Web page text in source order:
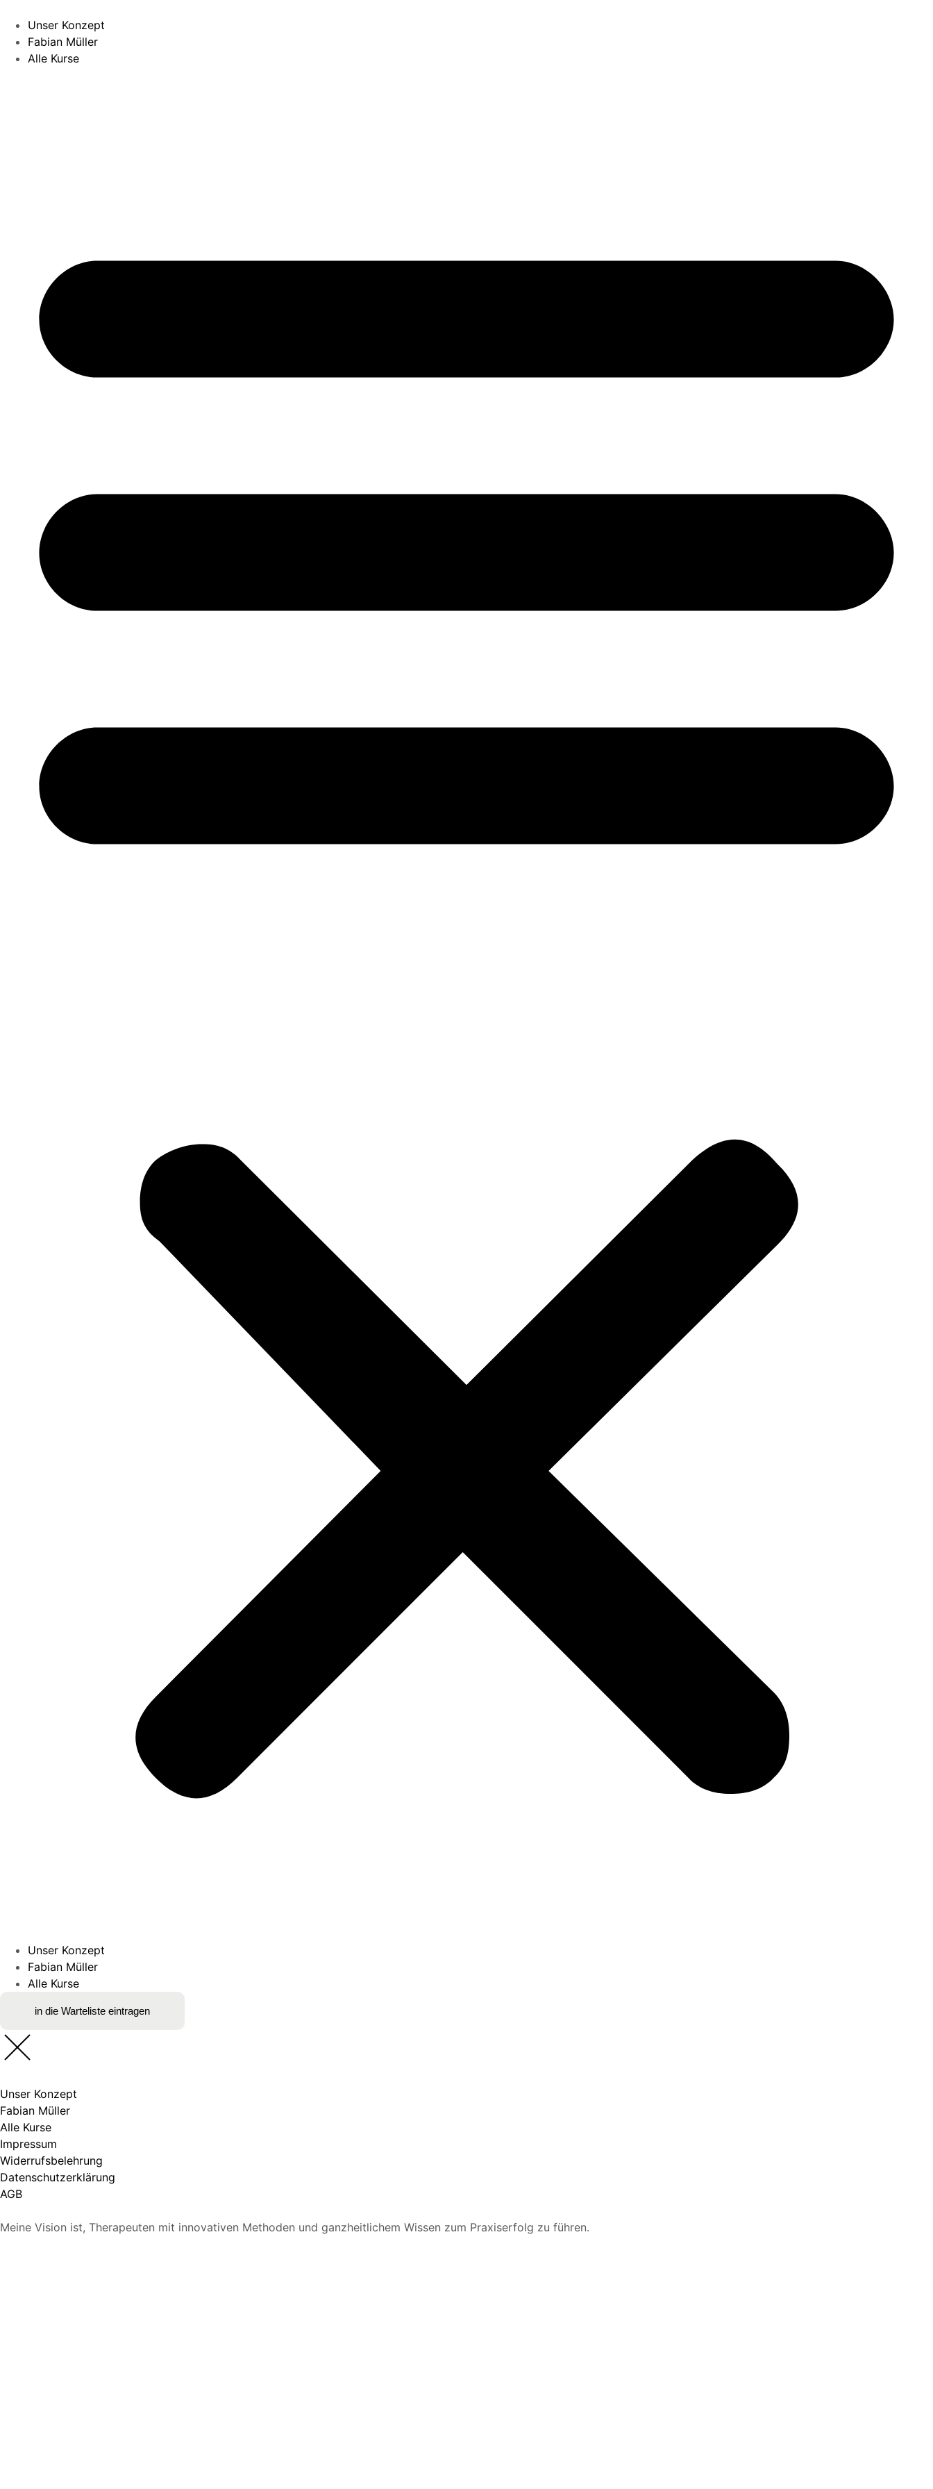
Unser Konzept
Fabian Müller
Alle Kurse
Unser Konzept
Fabian Müller
Alle Kurse
in die Warteliste eintragen
Unser Konzept
Fabian Müller
Alle Kurse
Impressum
Widerrufsbelehrung
Datenschutzerklärung
AGB
Meine Vision ist, Therapeuten mit innovativen Methoden und ganzheitlichem Wissen zum Praxiserfolg zu führen.